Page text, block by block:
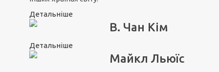
Детальніше
В. Чан Кім
Детальніше
Майкл Льюїс